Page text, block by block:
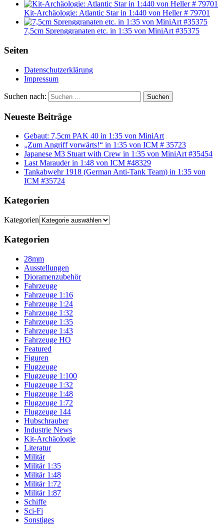
Kit-Archäologie: Atlantic Star in 1:440 von Heller # 79701
7,5cm Sprenggranaten etc. in 1:35 von MiniArt #35375
Seiten
Datenschutzerklärung
Impressum
Suchen nach: Suchen
Neueste Beiträge
Gebaut: 7,5cm PAK 40 in 1:35 von MiniArt
„Zum Angriff vorwärts!“ in 1:35 von ICM # 35723
Japanese M3 Stuart with Crew in 1:35 von MiniArt #35454
Last Marauder in 1:48 von ICM #48329
Tankabwehr 1918 (German Anti-Tank Team) in 1:35 von
ICM #35724
Kategorien
Kategorien
Kategorien
28mm
Ausstellungen
Dioramenzubehör
Fahrzeuge
Fahrzeuge 1:16
Fahrzeuge 1:24
Fahrzeuge 1:32
Fahrzeuge 1:35
Fahrzeuge 1:43
Fahrzeuge HO
Featured
Figuren
Flugzeuge
Flugzeuge 1:100
Flugzeuge 1:32
Flugzeuge 1:48
Flugzeuge 1:72
Flugzeuge 144
Hubschrauber
Industrie News
Kit-Archäologie
Literatur
Militär
Militär 1:35
Militär 1:48
Militär 1:72
Militär 1:87
Schiffe
Sci-Fi
Sonstiges